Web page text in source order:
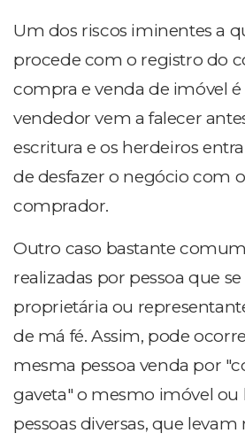
Um dos riscos iminentes a
procede com o registro do
compra e venda de imóvel
vendedor vem a falecer
escritura e os herdeiros
de desfazer o negócio com
comprador.
Outro caso bastante
realizadas por pessoa que
proprietária ou
de má fé. Assim, pode
mesma pessoa venda por
gaveta" o mesmo imóvel ou
pessoas diversas, que